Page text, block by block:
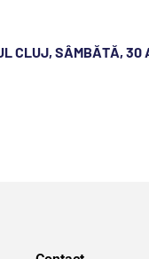
CLUJ, SÂMBĂTĂ, 30